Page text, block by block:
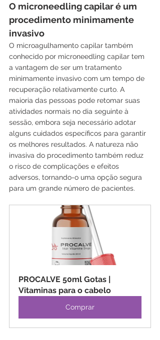
O microneedling capilar é um
procedimento minimamente
invasivo
O microagulhamento capilar também
conhecido por microneedling capilar tem
a vantagem de ser um tratamento
minimamente invasivo com um tempo de
recuperação relativamente curto. A
maioria das pessoas pode retomar suas
atividades normais no dia seguinte à
sessão, embora seja necessário adotar
alguns cuidados específicos para garantir
os melhores resultados. A natureza não
invasiva do procedimento também reduz
o risco de complicações e efeitos
adversos, tornando-o uma opção segura
para um grande número de pacientes.
PROCALVE 50ml Gotas |
Vitaminas para o cabelo
Comprar